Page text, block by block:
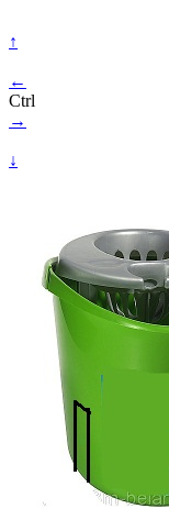
↑
←
Ctrl
→
↓